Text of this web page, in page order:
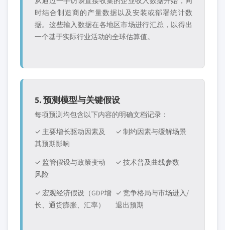
时结合制造商的产量数据以及安装或部署统计数
据。这些输入数据在各地区市场进行汇总，以得出
一个基于实际行业活动的全球估算值。
5. 预测模型与关键假设
每项预测均包含以下内容的明确文档记录：
✓ 主要增长驱动因素及
其预期影响
✓ 制约因素与缓解场景
✓ 监管假设与政策变动
风险
✓ 技术普及曲线参数
✓ 宏观经济假设（GDP增
长、通货膨胀、汇率）
✓ 竞争格局与市场进入/
退出预期